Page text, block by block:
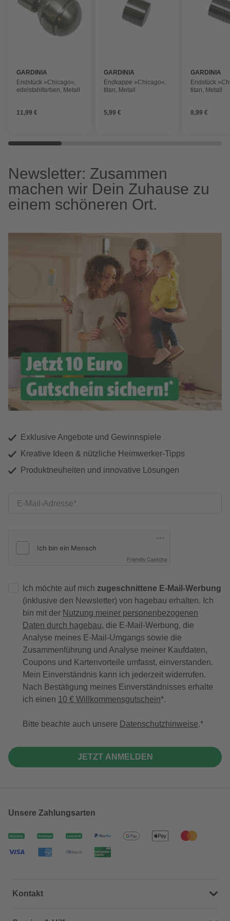
GARDINIA
Endstück »Chicago«,
edelstahlfarben, Metall
11,99 €
GARDINIA
Endkappe »Chicago«,
titan, Metall
5,99 €
GARDINIA
Endstück
titan, Metall
8,99 €
Newsletter: Zusammen
machen wir Dein Zuhause zu
einem schöneren Ort.
Exklusive Angebote und Gewinnspiele
Kreative Ideen & nützliche Heimwerker-Tipps
Produktneuheiten und innovative Lösungen
E-Mail-Adresse
Friendly Captcha
Ich möchte auf mich zugeschnittene E-Mail-Werbung
(inklusive den Newsletter) von hagebau erhalten. Ich
bin mit der Nutzung meiner personenbezogenen
Daten durch hagebau, die E-Mail-Werbung, die
Analyse meines E-Mail-Umgangs sowie die
Zusammenführung und Analyse meiner Kaufdaten,
Coupons und Kartenvorteile umfasst, einverstanden.
Mein Einverständnis kann ich jederzeit widerrufen.
Nach Bestätigung meines Einverständnisses erhalte
ich einen 10 € Willkommensgutschein*.
Bitte beachte auch unsere Datenschutzhinweise.
JETZT ANMELDEN
Unsere Zahlungsarten
Kontakt